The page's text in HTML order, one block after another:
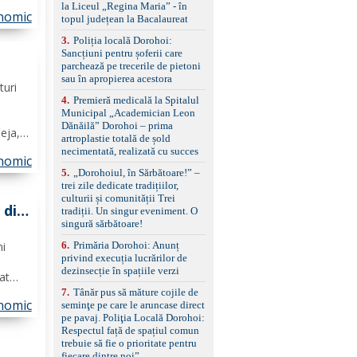
din
panoramică, geamuri
spate fumurii Carlig de
remorcare Bonus: -
Covorașe textile montate
pe mașină. -Ofer și un
set de covorașe din
împreună cu un set de
anvelope de iarnă.
la Liceul „Regina Maria” - în
topul județean la Bacalaureat
3. Poliția locală Dorohoi:
Sancțiuni pentru șoferii care
parchează pe trecerile de pietoni
sau în apropierea acestora
4. Premieră medicală la Spitalul
Municipal „Academician Leon
Dănăilă” Dorohoi – prima
artroplastie totală de șold
necimentată, realizată cu succes
5.
„Dorohoiul, în Sărbătoare!” –
trei zile dedicate tradițiilor,
culturii și comunității Trei
tradiții. Un singur eveniment. O
singură sărbătoare!
6. Primăria Dorohoi: Anunț
privind execuția lucrărilor de
dezinsecție în spațiile verzi
7. Tânăr pus să măture cojile de
seminţe pe care le aruncase direct
pe pavaj. Poliţia Locală Dorohoi:
Respectul față de spațiul comun
trebuie să fie o prioritate pentru